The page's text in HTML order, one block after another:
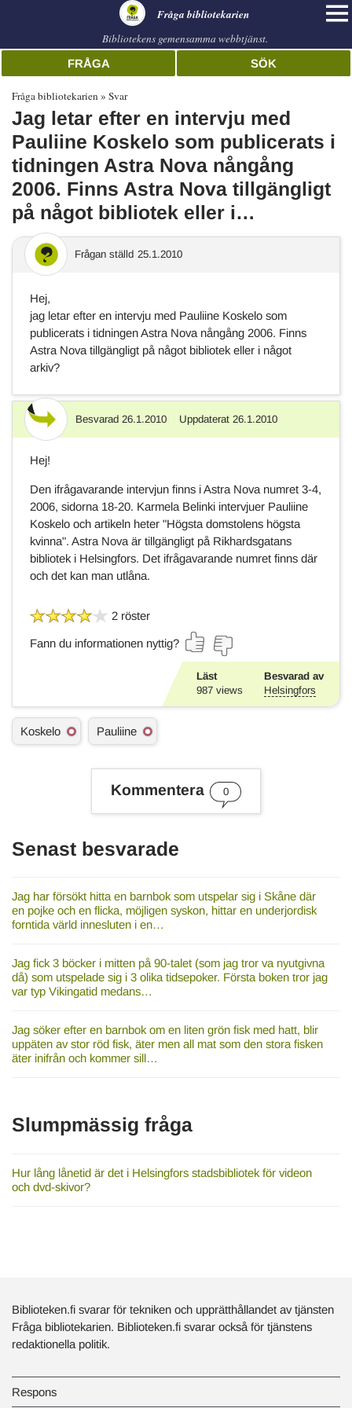
Fråga bibliotekarien
Bibliotekens gemensamma webbtjänst.
FRÅGA SÖK
Fråga bibliotekarien Svar
Jag letar efter en intervju med
Pauliine Koskelo som publicerats i
tidningen Astra Nova nångång
2006. Finns Astra Nova tillgängligt
på något bibliotek eller i…
Frågan ställd 25.1.2010
Hej,
jag letar efter en intervju med Pauliine Koskelo som
publicerats i tidningen Astra Nova nångång 2006. Finns
Astra Nova tillgängligt på något bibliotek eller i något
arkiv?
Svar Besvarad 26.1.2010 Uppdaterat 26.1.2010
Hej!
Den ifrågavarande intervjun finns i Astra Nova numret 3-4,
2006, sidorna 18-20. Karmela Belinki intervjuer Pauliine
Koskelo och artikeln heter "Högsta domstolens högsta
kvinna". Astra Nova är tillgängligt på Rikhardsgatans
bibliotek i Helsingfors. Det ifrågavarande numret finns där
och det kan man utlåna.
2 röster
Fann du informationen nyttig?
Läst
987 views
Besvarad av
Helsingfors
Ä
m
Koskelo Pauliine
Kommentera 0
Senast besvarade
Jag har försökt hitta en barnbok som utspelar sig i Skåne där
en pojke och en flicka, möjligen syskon, hittar en underjordisk
forntida värld innesluten i en…
Jag fick 3 böcker i mitten på 90-talet (som jag tror va nyutgivna
då) som utspelade sig i 3 olika tidsepoker. Första boken tror jag
var typ Vikingatid medans…
Jag söker efter en barnbok om en liten grön fisk med hatt, blir
uppäten av stor röd fisk, äter men all mat som den stora fisken
äter inifrån och kommer sill…
Slumpmässig fråga
Hur lång lånetid är det i Helsingfors stadsbibliotek för videon
och dvd-skivor?
Biblioteken.fi svarar för tekniken och upprätthållandet av tjänsten
Fråga bibliotekarien. Biblioteken.fi svarar också för tjänstens
redaktionella politik.
Respons